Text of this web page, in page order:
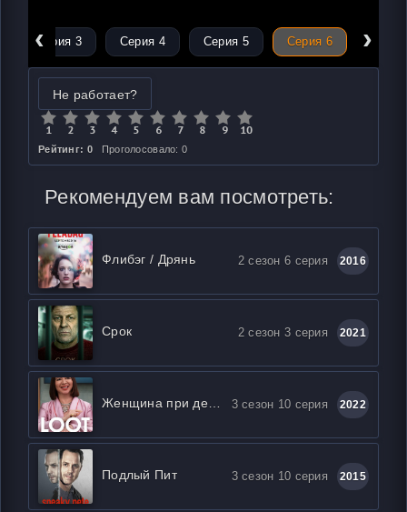
‹
Серия 3 Серия 4 Серия 5 Серия 6 ›
Не работает?
Рейтинг: 0 Проголосовало: 0
Рекомендуем вам посмотреть:
Флибэг / Дрянь 2 сезон 6 серия 2016
Срок 2 сезон 3 серия 2021
Женщина при деньгах 3 сезон 10 серия 2022
Подлый Пит 3 сезон 10 серия 2015